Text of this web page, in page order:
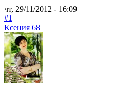
чт, 29/11/2012 - 16:09
#1
Ксения 68